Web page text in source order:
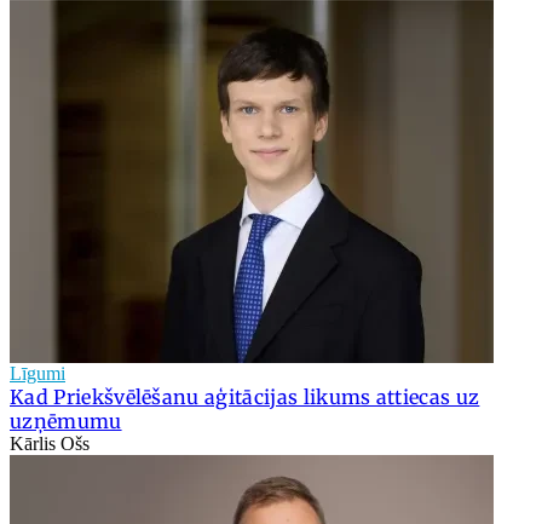
Līgumi
Kad Priekšvēlēšanu aģitācijas likums attiecas uz
uzņēmumu
Kārlis Ošs